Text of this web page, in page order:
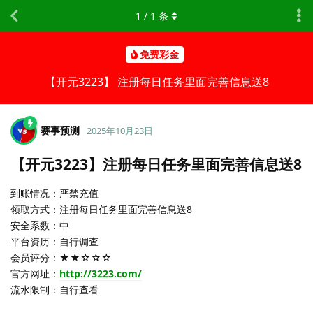
免费彩金
【开元3223】 注册每日任务里面完善信息送8
1 / 1 条
赛事预测 2025年10月23日
【开元3223】注册每日任务里面完善信息送8
到账情况：严禁充值
领取方式：注册每日任务里面完善信息送8
安全系数：中
平台资历：自行调查
会员评分：★★☆☆☆
官方网址： http://3223.com/
流水限制：自行查看